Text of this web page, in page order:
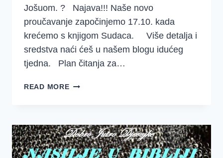
Jošuom. ? Najava!!! Naše novo
proučavanje započinjemo 17.10. kada
krećemo s knjigom Sudaca. Više detalja i
sredstva naći ćeš u našem blogu idućeg
tjedna. Plan čitanja za…
READ MOREDOBRO
SREDSTVA
{JOŠUA
21-